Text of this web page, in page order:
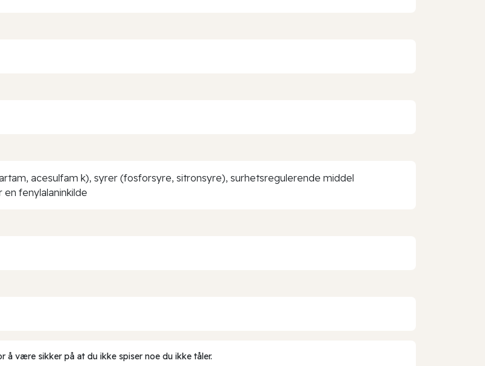
acesulfam k), syrer (fosforsyre, sitronsyre), surhetsregulerende middel
fenylalaninkilde
være sikker på at du ikke spiser noe du ikke tåler.